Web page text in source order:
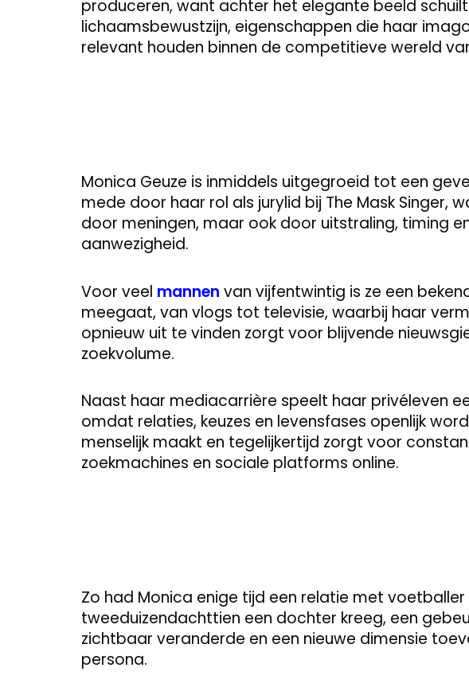
produceren, want achter het elegante beeld
lichaamsbewustzijn, eigenschappen die haar
relevant houden binnen de competitieve wereld
Monica Geuze is inmiddels uitgegroeid tot een
mede door haar rol als jurylid bij The Mask Singer,
door meningen, maar ook door uitstraling, timing
aanwezigheid.
Voor veel mannen van vijfentwintig is ze een
meegaat, van vlogs tot televisie, waarbij haar
opnieuw uit te vinden zorgt voor blijvende
zoekvolume.
Naast haar mediacarrière speelt haar privéleven
omdat relaties, keuzes en levensfases openlijk
menselijk maakt en tegelijkertijd zorgt voor
zoekmachines en sociale platforms online.
Zo had Monica enige tijd een relatie met voetballer
tweeduizendachttien een dochter kreeg, een
zichtbaar veranderde en een nieuwe dimensie
persona.